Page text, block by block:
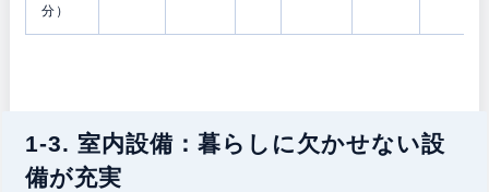
分）
1-3. 室内設備：暮らしに欠かせない設
備が充実